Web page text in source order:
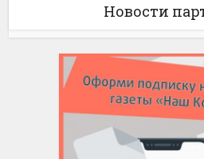
Новости